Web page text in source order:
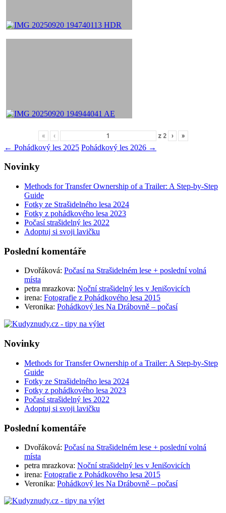
« ‹ z 2 › »
Navigace
pro
příspěvky
← Pohádkový les 2025 Pohádkový les 2026 →
Novinky
Methods for Transfer Ownership of a Trailer: A Step-by-Step
Guide
Fotky ze Strašidelného lesa 2024
Fotky z pohádkového lesa 2023
Počasí strašidelný les 2022
Adoptuj si svoji lavičku
Poslední komentáře
Dvořáková: Počasí na Strašidelném lese + poslední volná
místa
petra mrazkova: Noční strašidelný les v Jenišovicích
irena: Fotografie z Pohádkového lesa 2015
Veronika: Pohádkový les Na Drábovně – počasí
Novinky
Methods for Transfer Ownership of a Trailer: A Step-by-Step
Guide
Fotky ze Strašidelného lesa 2024
Fotky z pohádkového lesa 2023
Počasí strašidelný les 2022
Adoptuj si svoji lavičku
Poslední komentáře
Dvořáková: Počasí na Strašidelném lese + poslední volná
místa
petra mrazkova: Noční strašidelný les v Jenišovicích
irena: Fotografie z Pohádkového lesa 2015
Veronika: Pohádkový les Na Drábovně – počasí